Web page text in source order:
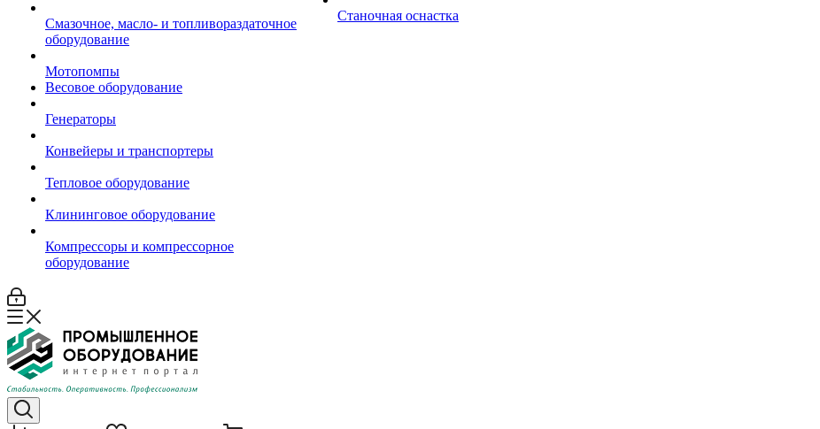
Смазочное, масло- и топливораздаточное
оборудование
Мотопомпы
Весовое оборудование
Генераторы
Конвейеры и транспортеры
Тепловое оборудование
Клининговое оборудование
Компрессоры и компрессорное
оборудование
Станочная оснастка